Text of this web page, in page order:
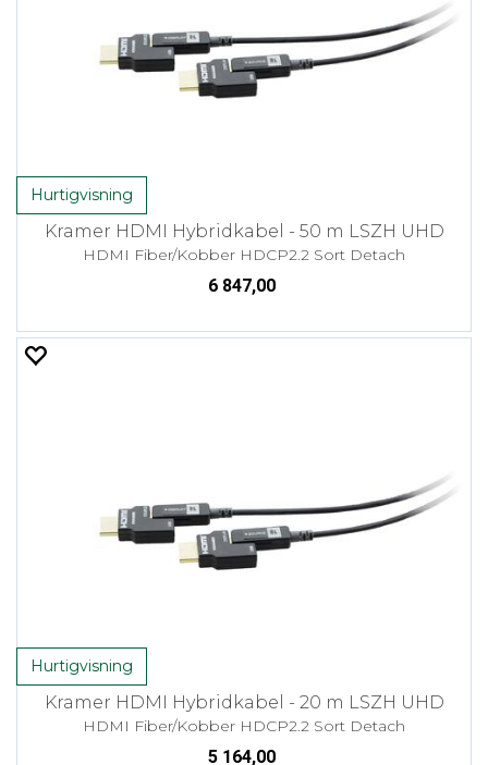
Hurtigvisning
Kramer HDMI Hybridkabel - 50 m LSZH UHD
HDMI Fiber/Kobber HDCP2.2 Sort Detach
6 847,00
Hurtigvisning
Kramer HDMI Hybridkabel - 20 m LSZH UHD
HDMI Fiber/Kobber HDCP2.2 Sort Detach
5 164,00